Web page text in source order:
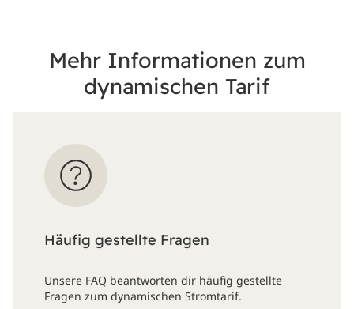
Mehr Informationen zum
dynamischen Tarif
Häufig gestellte Fragen
Unsere FAQ beantworten dir häufig gestellte
Fragen zum dynamischen Stromtarif.